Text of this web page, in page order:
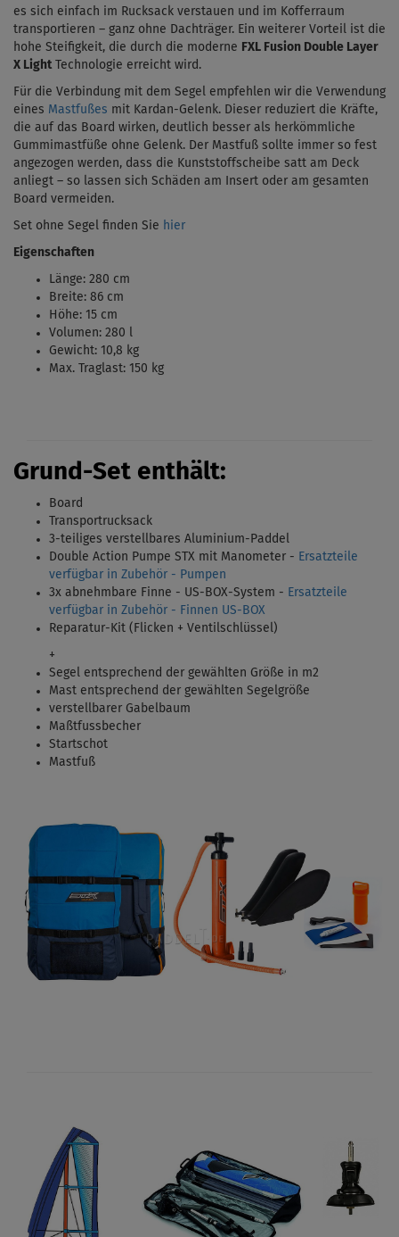
es sich einfach im Rucksack verstauen und im Kofferraum
transportieren – ganz ohne Dachträger. Ein weiterer Vorteil ist die
hohe Steifigkeit, die durch die moderne FXL Fusion Double Layer
X LightTechnologie erreicht wird.
Für die Verbindung mit dem Segel empfehlen wir die Verwendung
eines Mastfußes mit Kardan-Gelenk. Dieser reduziert die Kräfte,
die auf das Board wirken, deutlich besser als herkömmliche
Gummimastfüße ohne Gelenk. Der Mastfuß sollte immer so fest
angezogen werden, dass die Kunststoffscheibe satt am Deck
anliegt – so lassen sich Schäden am Insert oder am gesamten
Board vermeiden.
Set ohne Segel finden Sie hier
Eigenschaften
Länge: 280 cm
Breite: 86 cm
Höhe: 15 cm
Volumen: 280 l
Gewicht: 10,8 kg
Max. Traglast: 150 kg
Grund-Set enthält:
Board
Transportrucksack
3-teiliges verstellbares Aluminium-Paddel
Double Action Pumpe STX mit Manometer - Ersatzteile
verfügbar in Zubehör - Pumpen
3x abnehmbare Finne - US-BOX-System - Ersatzteile
verfügbar in Zubehör - Finnen US-BOX
Reparatur-Kit (Flicken + Ventilschlüssel)
+
Segel entsprechend der gewählten Größe in m2
Mast entsprechend der gewählten Segelgröße
verstellbarer Gabelbaum
Maßtfussbecher
Startschot
Mastfuß